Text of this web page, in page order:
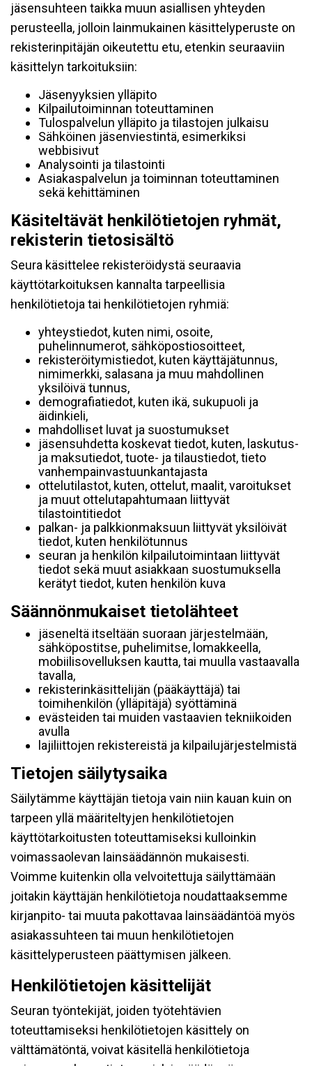
jäsensuhteen taikka muun asiallisen yhteyden
perusteella, jolloin lainmukainen käsittelyperuste on
rekisterinpitäjän oikeutettu etu, etenkin seuraaviin
käsittelyn tarkoituksiin:
Jäsenyyksien ylläpito
Kilpailutoiminnan toteuttaminen
Tulospalvelun ylläpito ja tilastojen julkaisu
Sähköinen jäsenviestintä, esimerkiksi
webbisivut
Analysointi ja tilastointi
Asiakaspalvelun ja toiminnan toteuttaminen
sekä kehittäminen
Käsiteltävät henkilötietojen ryhmät,
rekisterin tietosisältö
Seura käsittelee rekisteröidystä seuraavia
käyttötarkoituksen kannalta tarpeellisia
henkilötietoja tai henkilötietojen ryhmiä:
yhteystiedot, kuten nimi, osoite,
puhelinnumerot, sähköpostiosoitteet,
rekisteröitymistiedot, kuten käyttäjätunnus,
nimimerkki, salasana ja muu mahdollinen
yksilöivä tunnus,
demografiatiedot, kuten ikä, sukupuoli ja
äidinkieli,
mahdolliset luvat ja suostumukset
jäsensuhdetta koskevat tiedot, kuten, laskutus-
ja maksutiedot, tuote- ja tilaustiedot, tieto
vanhempainvastuunkantajasta
ottelutilastot, kuten, ottelut, maalit, varoitukset
ja muut ottelutapahtumaan liittyvät
tilastointitiedot
palkan- ja palkkionmaksuun liittyvät yksilöivät
tiedot, kuten henkilötunnus
seuran ja henkilön kilpailutoimintaan liittyvät
tiedot sekä muut asiakkaan suostumuksella
kerätyt tiedot, kuten henkilön kuva
Säännönmukaiset tietolähteet
jäseneltä itseltään suoraan järjestelmään,
sähköpostitse, puhelimitse, lomakkeella,
mobiilisovelluksen kautta, tai muulla vastaavalla
tavalla,
rekisterinkäsittelijän (pääkäyttäjä) tai
toimihenkilön (ylläpitäjä) syöttäminä
evästeiden tai muiden vastaavien tekniikoiden
avulla
lajiliittojen rekistereistä ja kilpailujärjestelmistä
Tietojen säilytysaika
Säilytämme käyttäjän tietoja vain niin kauan kuin on
tarpeen yllä määriteltyjen henkilötietojen
käyttötarkoitusten toteuttamiseksi kulloinkin
voimassaolevan lainsäädännön mukaisesti.
Voimme kuitenkin olla velvoitettuja säilyttämään
joitakin käyttäjän henkilötietoja noudattaaksemme
kirjanpito- tai muuta pakottavaa lainsäädäntöä myös
asiakassuhteen tai muun henkilötietojen
käsittelyperusteen päättymisen jälkeen.
Henkilötietojen käsittelijät
Seuran työntekijät, joiden työtehtävien
toteuttamiseksi henkilötietojen käsittely on
välttämätöntä, voivat käsitellä henkilötietoja